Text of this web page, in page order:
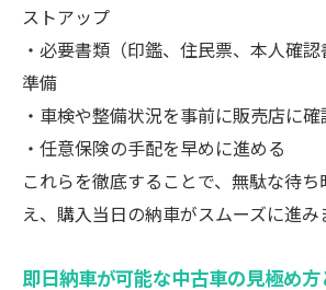
ストアップ
・必要書類（印鑑、住民票、本人確
準備
・車検や整備状況を事前に販売店に確
・任意保険の手配を早めに進める
これらを徹底することで、無駄な待
え、購入当日の納車がスムーズに進み
即日納車が可能な中古車の見極め